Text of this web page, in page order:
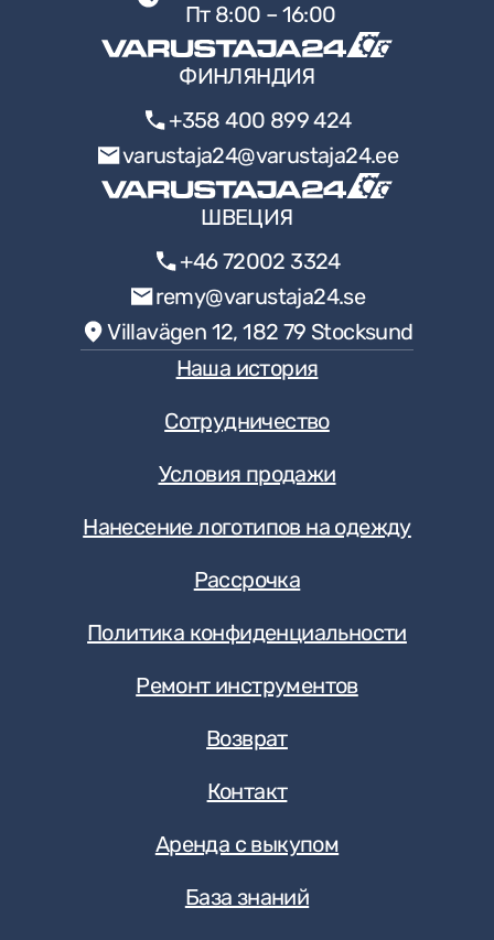
Пт 8:00 – 16:00
ФИНЛЯНДИЯ
+358 400 899 424
varustaja24@varustaja24.ee
ШВЕЦИЯ
+46 72002 3324
remy@varustaja24.se
Villavägen 12, 182 79 Stocksund
Наша история
Сотрудничество
Условия продажи
Нанесение логотипов на одежду
Рассрочка
Политика конфиденциальности
Ремонт инструментов
Возврат
Контакт
Аренда с выкупом
База знаний